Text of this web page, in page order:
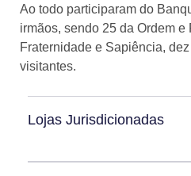
Ao todo participaram do
irmãos, sendo 25 da Ordem e
Fraternidade e Sapiência,
visitantes.
Lojas Jurisdicionadas